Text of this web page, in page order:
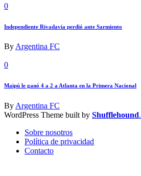
0
Independiente Rivadavia perdió ante Sarmiento
ByArgentina FC
0
Maipú le ganó 4 a 2 a Atlanta en la Primera Nacional
ByArgentina FC
WordPress Theme built by Shufflehound.
Sobre nosotros
Política de privacidad
Contacto